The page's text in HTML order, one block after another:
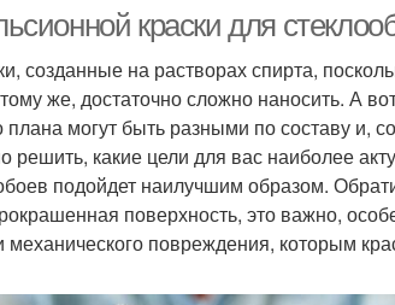
краски для
на растворах спирта,
же, достаточно сложно наносить. А
могут быть разными по составу и,
решить, какие цели для вас наиболее
подойдет наилучшим образом.
поверхность, это важно,
повреждения, которым